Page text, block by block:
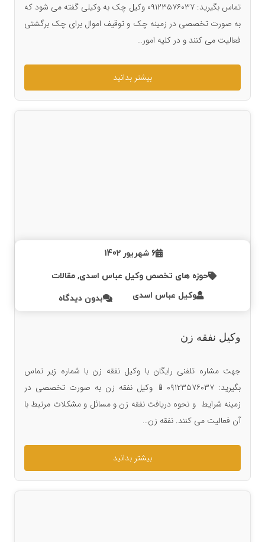
تماس بگیرید: ۰۹۱۲۳۵۷۶۰۳۷ وکیل چک به وکیلی گفته می شود که
به صورت تخصصی در زمینه چک و توقیف اموال برای چک برگشتی
فعالیت می کنند و در کلیه امور…
بیشتر بدانید
6 شهریور 1402
حوزه های تخصص وکیل عباس اسدی,مقالات
وکیل عباس اسدی
بدون دیدگاه
وکیل نفقه زن
جهت مشاره تلفنی رایگان با وکیل نفقه زن با شماره زیر تماس
بگیرید: ۰۹۱۲۳۵۷۶۰۳۷📱 وکیل نفقه زن به صورت تخصصی در
زمینه شرایط و نحوه دریافت نفقه زن و مسائل و مشکلات مرتبط با
آن فعالیت می کنند. نفقه زن…
بیشتر بدانید